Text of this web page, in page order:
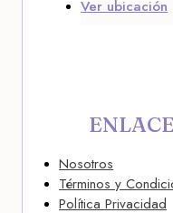
Ver ubicación
Nosotros
Términos y
Política Privacidad